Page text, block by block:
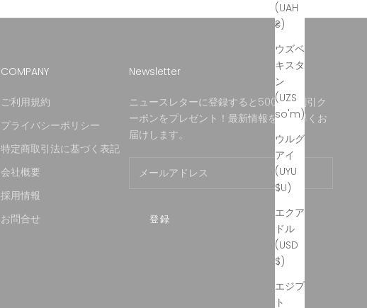
(UAH
₴)
ウズベ
キスタ
ン
(UZS
so'm)
ウルグ
アイ
(UYU
$U)
エクア
ドル
(USD
$)
エジプ
ト
COMPANY
ご利用規約
プライバシーポリシー
特定商取引法に基づく表記
会社概要
採用情報
お問合せ
Newsletter
ニュースレターに登録すると500円の割引ク
ーポンをプレゼント！最新情報をいち早くお
届けします。
登録